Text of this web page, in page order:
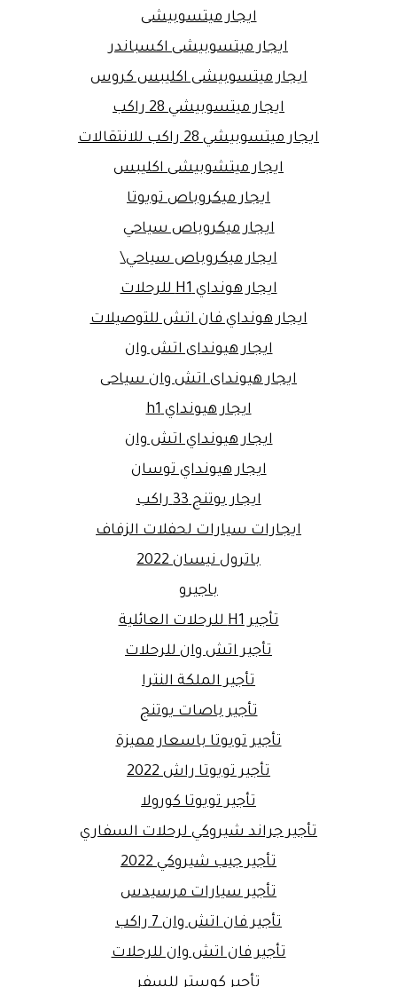
ايجار ميتسوبيشى
ايجار ميتسوبيشى اكسباندر
ايجار ميتسوبيشى اكليبس كروس
ايجار ميتسوبيشي 28 راكب
ايجار ميتسوبيشي 28 راكب للانتقالات
ايجار ميتشوبيشى اكليبس
ايجار ميكروباص تويوتا
ايجار ميكروباص سياحي
ايجار ميكروباص سياحي\
ايجار هونداي H1 للرحلات
ايجار هونداي فان اتش للتوصيلات
ايجار هيونداى اتش وان
ايجار هيونداى اتش وان سياحى
ايجار هيونداي h1
ايجار هيونداي اتش وان
ايجار هيونداي توسان
ايجار يوتنج 33 راكب
ايجارات سيارات لحفلات الزفاف
باترول نيسان 2022
باجيرو
تأجير H1 للرحلات العائلية
تأجير اتش وان للرحلات
تأجير الملكة النترا
تأجير باصات يوتنج
تأجير تويوتا باسعار مميزة
تأجير تويوتا راش 2022
تأجير تويوتا كورولا
تأجير جراند شيروكي لرحلات السفاري
تأجير جيب شيروكي 2022
تأجير سيارات مرسيدس
تأجير فان اتش وان 7 راكب
تأجير فان اتش وان للرحلات
تأجير كوستر للسفر